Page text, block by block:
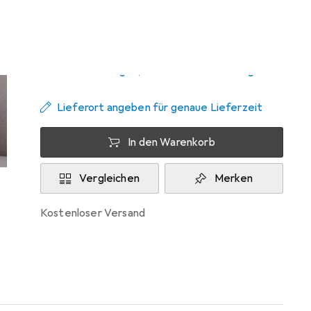
Lieferort angeben für genaue Lieferzeit
In den Warenkorb
Vergleichen Merken
kostenloser Versand